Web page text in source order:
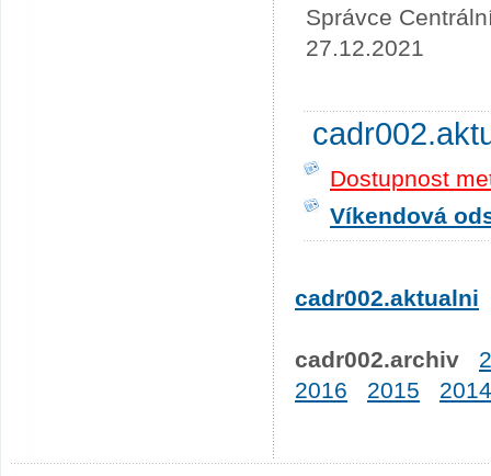
Správce
27.12.2021
Dostupnost
Víkendová
cadr002.aktualni
cadr002.archiv
2016
2015 2014